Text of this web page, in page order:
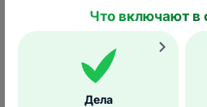
Войти или
Вопросы
Что включают в
Дела